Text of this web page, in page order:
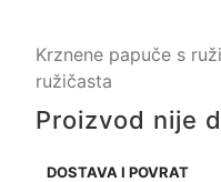
Krznene papuče s
ružičasta
Proizvod nije
DOSTAVA I POVRAT